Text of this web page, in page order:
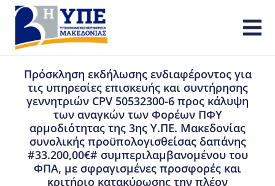
Πρόσκληση εκδήλωσης ενδιαφέροντος για
τις υπηρεσίες επισκευής και συντήρησης
γεννητριών CPV 50532300-6 προς κάλυψη
των αναγκών των Φορέων ΠΦΥ
αρμοδιότητας της 3ης Υ.ΠΕ. Μακεδονίας
συνολικής προϋπολογισθείσας δαπάνης
#33.200,00€# συμπεριλαμβανομένου του
ΦΠΑ, με σφραγισμένες προσφορές και
κριτήριο κατακύρωσης την πλέον